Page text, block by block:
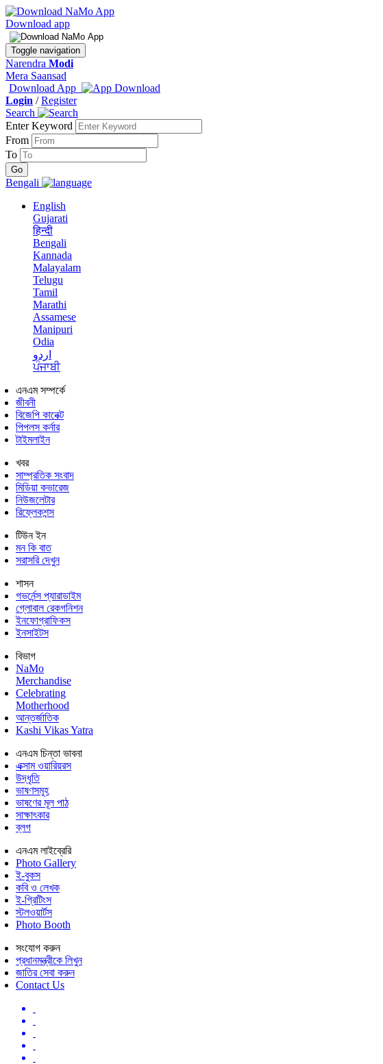
Download app
Toggle navigation
Narendra Modi
Mera Saansad
Download App
Login /Register
Search
Enter Keyword
From
To
Bengali
English
Gujarati
हिन्दी
Bengali
Kannada
Malayalam
Telugu
Tamil
Marathi
Assamese
Manipuri
Odia
اردو
ਪੰਜਾਬੀ
এনএম সম্পর্কে
জীবনী
বিজেপি কানেক্ট
পিপলস কর্নার
টাইমলাইন
খবর
সাম্প্রতিক সংবাদ
মিডিয়া কভারেজ
নিউজলেটার
রিফ্লেকশন্স
টিউন ইন
মন কি বাত
সরাসরি দেখুন
শাসন
গভর্নেন্স প্যারাডাইম
গ্লোবাল রেকগনিশন
ইনফোগ্রাফিকস
ইনসাইটস
বিভাগ
NaMo
Merchandise
Celebrating
Motherhood
আন্তর্জাতিক
Kashi Vikas Yatra
এনএম চিন্তা ভাবনা
এক্সাম ওয়ারিয়রস
উদ্ধৃতি
ভাষণসমূহ
ভাষণের মূল পাঠ
সাক্ষাৎকার
ব্লগ
এনএম লাইব্রেরি
Photo Gallery
ই-বুকস
কবি ও লেখক
ই-গ্রিটিংস
স্টলওয়ার্টস
Photo Booth
সংযোগ করুন
প্রধানমন্ত্রীকে লিখুন
জাতির সেবা করুন
Contact Us